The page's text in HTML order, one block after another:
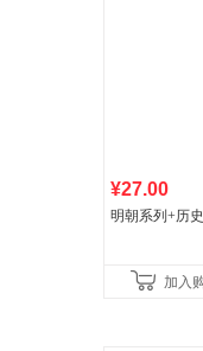
¥27.00
明朝系列+历
加入